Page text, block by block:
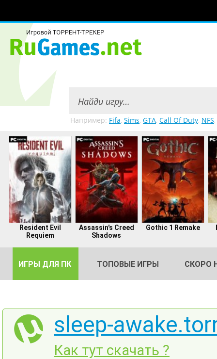
Например: Fifa, Sims, GTA, Call Of Duty, NFS,
Resident Evil
Requiem
Assassin's Creed
Shadows
Gothic 1 Remake
ИГРЫ ДЛЯ ПК ТОПОВЫЕ ИГРЫ СКОРО
sleep-
Как тут скачать ?